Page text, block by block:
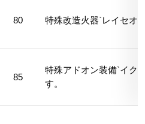
80 特殊改造火器`レイセオ
85
特殊アドオン装備`イク
す。